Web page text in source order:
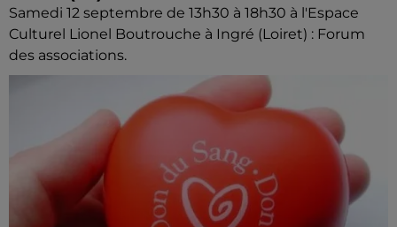
Samedi 12 septembre de 13h30 à 18h30 à l'Espace
Culturel Lionel Boutrouche à Ingré (Loiret) : Forum
des associations.